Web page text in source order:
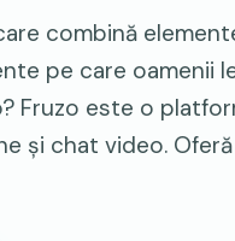
combină
pe care oamenii
Fruzo este o
și chat video.